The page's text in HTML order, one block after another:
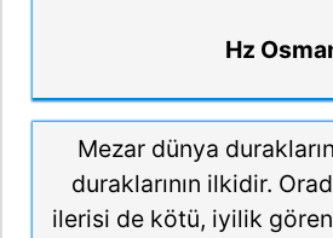
Hz
Mezar dünya
duraklarının ilkidir.
ilerisi de kötü, iyilik